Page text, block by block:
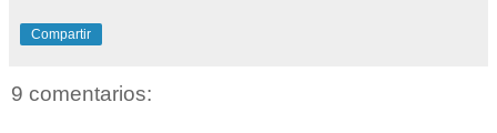
Compartir
9 comentarios: